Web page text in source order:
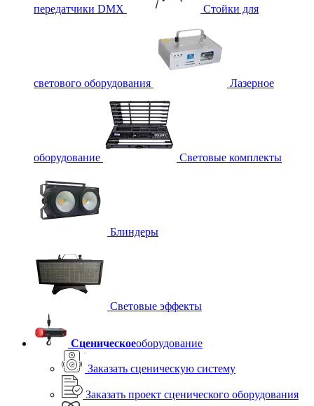
передатчики DMX Стойки для
светового оборудования Лазерное
оборудование Световые комплекты
Блиндеры
Световые эффекты
Сценическоеоборудование
Заказать сценическую систему
Заказать проект сценического оборудования